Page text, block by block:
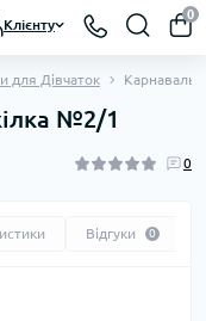
Клієнту
0
для Дівчаток
№2/1
0
Відгуки 0